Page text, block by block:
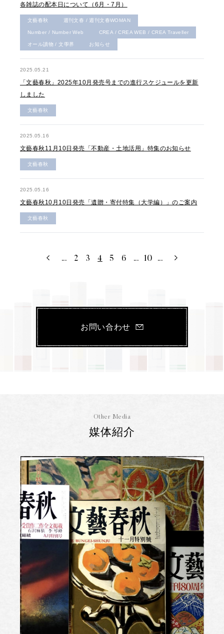
各雑誌の配本日について（6月・7月）
文藝春秋 週刊文春 / 週刊文春WOMAN
Number / Number Web CREA / CREA WEB / CREA Traveller
オール讀物 / 文學界 お知らせ
2025.05.21
「文藝春秋」2025年10月発売号までの進行スケジュールを更新
しました
文藝春秋
2025.05.16
文藝春秋11月10日発売「不動産・土地活用」特集のお知らせ
文藝春秋
2025.05.16
文藝春秋10月10日発売「遺贈・寄付特集（大学編）」のご案内
文藝春秋
... 2 3 4 5 6 ... 10 ...
お問い合わせ
Other Media
媒体紹介